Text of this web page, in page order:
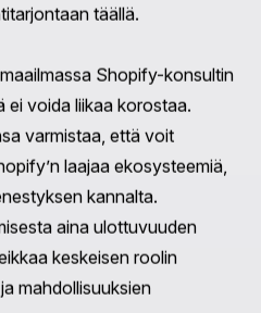
suunnittelun ja dataan
He priorisoivat asiakkaita,
resonoinnin jokaisessa
Praellan ratkaisuihintäällä.
Kehitys
verkkosivusto-
avulla. He keskittyvät
luomiseen, jotka on